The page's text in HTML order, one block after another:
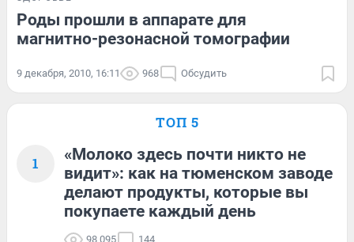
Роды прошли в аппарате для
магнитно-резонасной томографии
9 декабря, 2010, 16:11 968 Обсудить
ТОП 5
1
«Молоко здесь почти никто не
видит»: как на тюменском заводе
делают продукты, которые вы
покупаете каждый день
98 095 144